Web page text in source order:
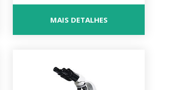
MAIS DETALHES